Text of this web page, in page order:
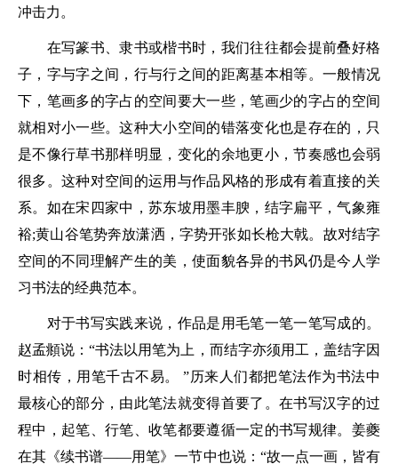
冲击力。
在写篆书、隶书或楷书时，我们往往都会提前叠好格
子，字与字之间，行与行之间的距离基本相等。一般情况
下，笔画多的字占的空间要大一些，笔画少的字占的空间
就相对小一些。这种大小空间的错落变化也是存在的，只
是不像行草书那样明显，变化的余地更小，节奏感也会弱
很多。这种对空间的运用与作品风格的形成有着直接的关
系。如在宋四家中，苏东坡用墨丰腴，结字扁平，气象雍
裕;黄山谷笔势奔放潇洒，字势开张如长枪大戟。故对结字
空间的不同理解产生的美，使面貌各异的书风仍是今人学
习书法的经典范本。
对于书写实践来说，作品是用毛笔一笔一笔写成的。
赵孟頫说：“书法以用笔为上，而结字亦须用工，盖结字因
时相传，用笔千古不易。 ”历来人们都把笔法作为书法中
最核心的部分，由此笔法就变得首要了。在书写汉字的过
程中，起笔、行笔、收笔都要遵循一定的书写规律。姜夔
在其《续书谱——用笔》一节中也说：“故一点一画，皆有